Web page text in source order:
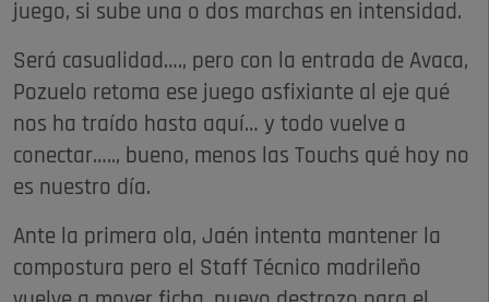
juego, si sube una o dos marchas en intensidad.
Será casualidad…., pero con la entrada de Avaca,
Pozuelo retoma ese juego asfixiante al eje qué
nos ha traído hasta aquí… y todo vuelve a
conectar….., bueno, menos las Touchs qué hoy no
es nuestro día.
Ante la primera ola, Jaén intenta mantener la
compostura pero el Staff Técnico madrileño